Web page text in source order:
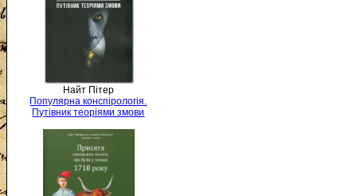
Найт Пітер
Популярна конспірологія.
Путівник теоріями змови